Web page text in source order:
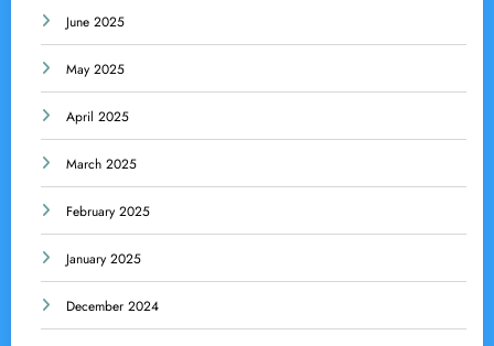
June 2025
May 2025
April 2025
March 2025
February 2025
January 2025
December 2024